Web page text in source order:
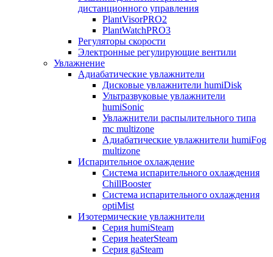
дистанционного управления
PlantVisorPRO2
PlantWatchPRO3
Регуляторы скорости
Электронные регулирующие вентили
Увлажнение
Адиабатические увлажнители
Дисковые увлажнители humiDisk
Ультразвуковые увлажнители
humiSonic
Увлажнители распылительного типа
mc multizone
Адиабатические увлажнители humiFog
multizone
Испарительное охлаждение
Система испарительного охлаждения
ChillBooster
Система испарительного охлаждения
optiMist
Изотермические увлажнители
Серия humiSteam
Серия heaterSteam
Серия gaSteam